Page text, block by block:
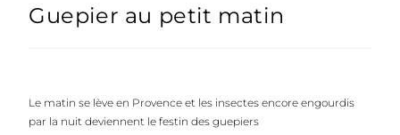
Guepier au petit matin
Le matin se lève en Provence et les insectes encore engourdis
par la nuit deviennent le festin des guepiers